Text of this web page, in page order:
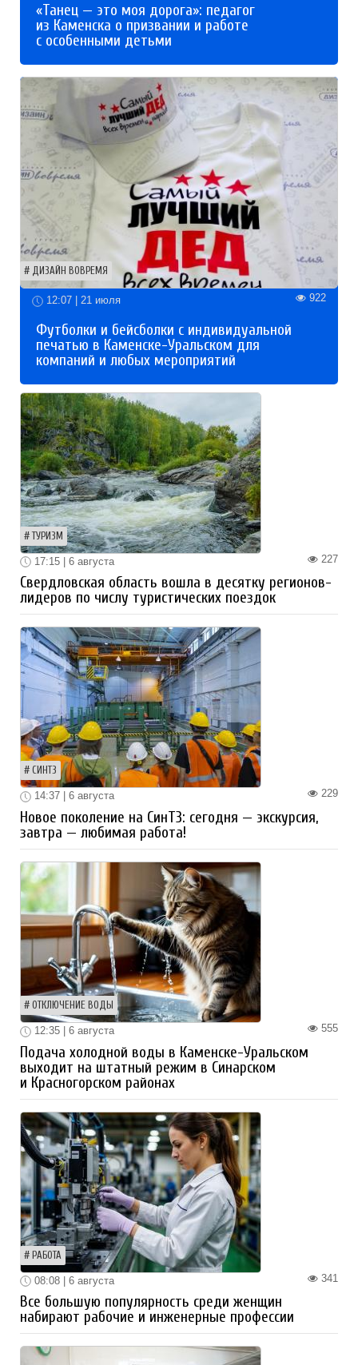
«Танец — это моя дорога»: педагог
из Каменска о призвании и работе
с особенными детьми
ДИЗАЙН ВОВРЕМЯ
12:07 | 21 июля 922
Футболки и бейсболки с индивидуальной
печатью в Каменске-Уральском для
компаний и любых мероприятий
ТУРИЗМ
227
17:15 | 6 августа
Свердловская область вошла в десятку регионов-
лидеров по числу туристических поездок
СИНТЗ
229
14:37 | 6 августа
Новое поколение на СинТЗ: сегодня — экскурсия,
завтра — любимая работа!
ОТКЛЮЧЕНИЕ ВОДЫ
555
12:35 | 6 августа
Подача холодной воды в Каменске-Уральском
выходит на штатный режим в Синарском
и Красногорском районах
РАБОТА
341
08:08 | 6 августа
Все большую популярность среди женщин
набирают рабочие и инженерные профессии